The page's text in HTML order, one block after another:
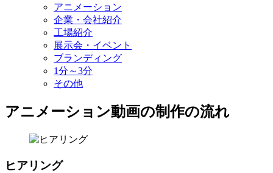
アニメーション
企業・会社紹介
工場紹介
展示会・イベント
ブランディング
1分～3分
その他
アニメーション動画の制作の流れ
ヒアリング